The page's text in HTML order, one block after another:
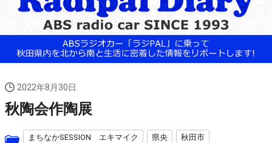
2022年8月30日
秋陶会作陶展
まちなかSESSION エキマイク 県央 秋田市